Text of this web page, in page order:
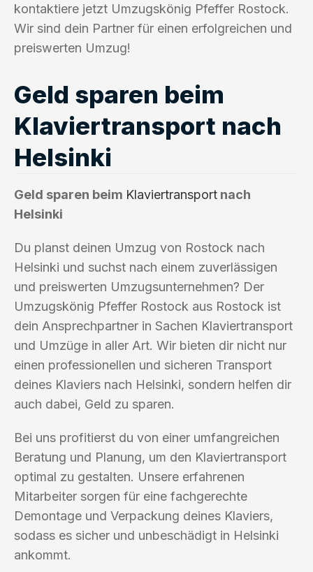
kontaktiere jetzt Umzugskönig Pfeffer Rostock.
Wir sind dein Partner für einen erfolgreichen und
preiswerten Umzug!
Geld sparen beim
Klaviertransport nach
Helsinki
Geld sparen beim Klaviertransport nach
Helsinki
Du planst deinen Umzug von Rostock nach
Helsinki und suchst nach einem zuverlässigen
und preiswerten Umzugsunternehmen? Der
Umzugskönig Pfeffer Rostock aus Rostock ist
dein Ansprechpartner in Sachen Klaviertransport
und Umzüge in aller Art. Wir bieten dir nicht nur
einen professionellen und sicheren Transport
deines Klaviers nach Helsinki, sondern helfen dir
auch dabei, Geld zu sparen.
Bei uns profitierst du von einer umfangreichen
Beratung und Planung, um den Klaviertransport
optimal zu gestalten. Unsere erfahrenen
Mitarbeiter sorgen für eine fachgerechte
Demontage und Verpackung deines Klaviers,
sodass es sicher und unbeschädigt in Helsinki
ankommt.